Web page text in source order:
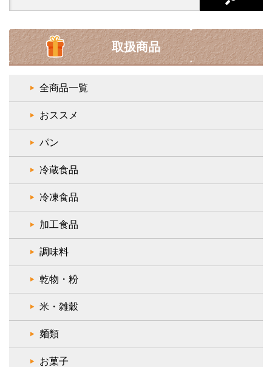
取扱商品
全商品一覧
おススメ
パン
冷蔵食品
冷凍食品
加工食品
調味料
乾物・粉
米・雑穀
麺類
お菓子